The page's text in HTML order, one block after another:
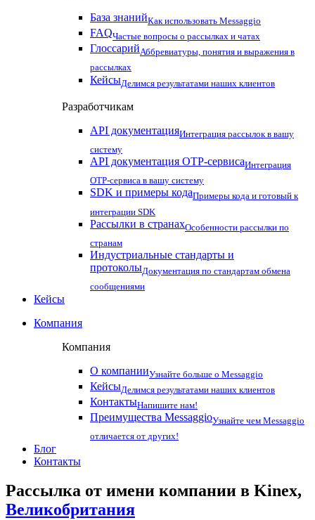
База знанийКак использовать Messaggio
FAQЧастые вопросы о рассылках и чатах
ГлоссарийАббревиатуры, понятия и выражения в
рассылках
КейсыДелимся результатами наших клиентов
Разработчикам
API документацияИнтеграция рассылок в вашу
систему
API документация OTP-сервисаИнтеграция
OTP-сервиса в вашу систему
SDK и примеры кодаПримеры кода и готовый к
интеграции SDK
Рассылки в странахОсобенности рассылки по
странам
Индустриальные стандарты и
протоколыДокументация по стандартам обмена
сообщениями
Кейсы
Компания
Компания
О компанииУзнайте больше о Messaggio
КейсыДелимся результатами наших клиентов
КонтактыНапишите нам!
Преимущества MessaggioУзнайте чем Messaggio
отличается от других!
Блог
Контакты
Рассылка от имени компании в Kinex,
Великобритания